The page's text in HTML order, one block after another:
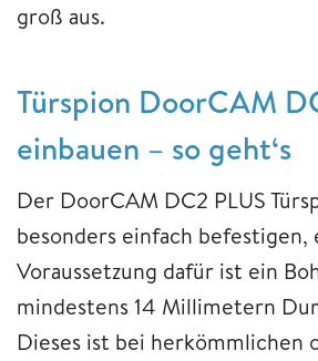
groß aus.
Türspion DoorCAM
einbauen – so geht‘s
Der DoorCAM DC2 PLUS
besonders einfach befestigen,
Voraussetzung dafür ist ein
mindestens 14 Millimetern
Dieses ist bei herkömmlichen